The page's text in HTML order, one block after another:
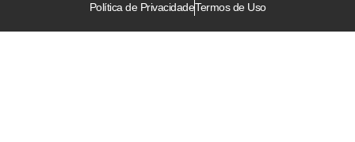
Política de PrivacidadeTermos de Uso